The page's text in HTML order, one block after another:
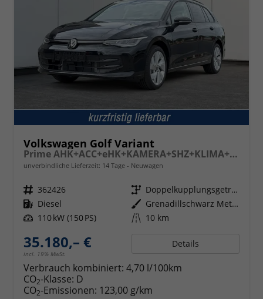
Volkswagen Golf Variant
Prime AHK+ACC+eHK+KAMERA+SHZ+KLIMA+LED+17" ALU
unverbindliche Lieferzeit: 14 Tage Neuwagen
Fahrzeugnr. 362426 Getriebe
Doppelkupplungsgetriebe (DSG)
Kraftstoff Diesel Außenfarbe
Grenadillschwarz Metallic
Leistung 110 kW (150 PS) Kilometerstand 10 km
35.180,– €
incl. 19% MwSt.
Details
Verbrauch kombiniert: 4,70 l/100km
CO2-Klasse: D
CO2-Emissionen: 123,00 g/km